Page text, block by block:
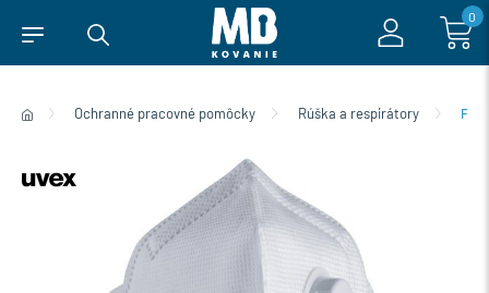
0
Ochranné pracovné pomôcky Rúška a respirátory